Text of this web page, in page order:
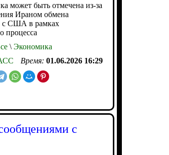
может быть отмечена из-за
Ираном обмена
с США в рамках
процесса
\ Экономика
Время: 01.06.2026 16:29
с